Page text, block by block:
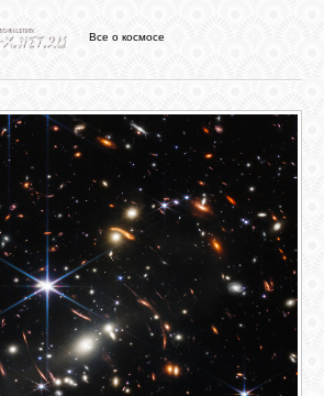
Все о космосе